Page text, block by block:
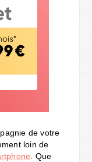
de votre
loin de
. Que